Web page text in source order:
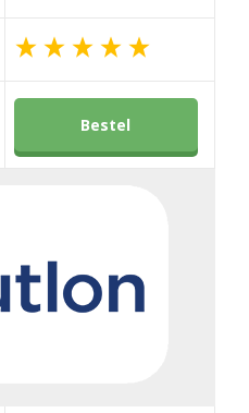
Bestel